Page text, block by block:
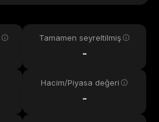
Tamamen seyreltilmiş
-
Hacim/Piyasa değeri
-